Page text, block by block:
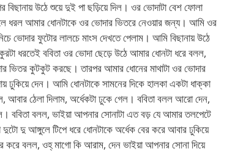
বিছানায় উঠে শুয়ে দুই পা ছড়িয়ে দিল। ওর ভোদাটা বেশ ফোলা
ধরল আমার ধোনটাকে ওর ভোদার ভিতরে নেওয়ার জন্য। আমি ওর
ভোদার ফুটোর লালচে মাংস দেখতে পেলাম। আমি বিছানায় উঠে
ধরতেই ববিতা ওর ভোদা ছেড়ে উঠে আমার ধোনটা ধরে বলল,
ভিতর কুটকুট করছে। তারপর আমার ধোনের মাথাটা ওর ভোদার
দেন। আমি ধোনটাকে সামনের দিকে হালকা একটা ধাক্কা
আবার ঠেলা দিলাম, অর্ধেকটা ঢুকে গেল। ববিতা বলল আরো দেন,
ববিতা বলল, ভাইয়া আপনার সোনাটা এত বড় যে আমার তলপেটে
দু আঙ্গুলে টিপে ধরে ধোনটাকে অর্ধেক বের করে আবার ঢুকিয়ে
করে বলল, ওহ্ মাগো কি আরাম, দেন ভাইয়া আপনার সোনা দিয়ে